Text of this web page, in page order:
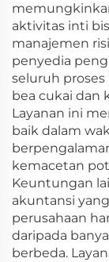
aktivitas inti
manajemen
penyedia
seluruh
bea cukai dan
Layanan ini
baik dalam
kemacetan
Keuntungan
akuntansi
perusahaan
daripada
berbeda.